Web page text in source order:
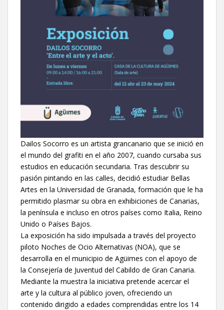
Dailos Socorro es un artista grancanario que se inició en
el mundo del grafiti en el año 2007, cuando cursaba sus
estudios en educación secundaria. Tras descubrir su
pasión pintando en las calles, decidió estudiar Bellas
Artes en la Universidad de Granada, formación que le ha
permitido plasmar su obra en exhibiciones de Canarias,
la península e incluso en otros países como Italia, Reino
Unido o Países Bajos.
La exposición ha sido impulsada a través del proyecto
piloto Noches de Ocio Alternativas (NOA), que se
desarrolla en el municipio de Agüimes con el apoyo de
la Consejería de Juventud del Cabildo de Gran Canaria.
Mediante la muestra la iniciativa pretende acercar el
arte y la cultura al público joven, ofreciendo un
contenido dirigido a edades comprendidas entre los 14